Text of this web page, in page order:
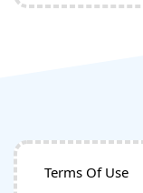
Terms Of Use